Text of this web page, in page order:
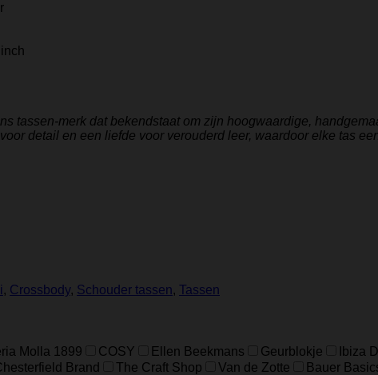
tassen-merk dat bekendstaat om zijn hoogwaardige,
detail en een liefde voor verouderd leer, waardoor elke tas
, Crossbody, Schouder tassen, Tassen
Molla 1899 COSY Ellen Beekmans Geurblokje Ibiza
Brand The Craft Shop Van de Zotte Bauer